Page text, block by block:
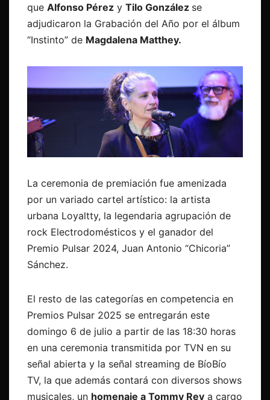
que Alfonso Pérez y Tilo González se
adjudicaron la Grabación del Año por el álbum
“Instinto” de Magdalena Matthey.
La ceremonia de premiación fue amenizada
por un variado cartel artístico: la artista
urbana Loyaltty, la legendaria agrupación de
rock Electrodomésticos y el ganador del
Premio Pulsar 2024, Juan Antonio “Chicoria”
Sánchez.
El resto de las categorías en competencia en
Premios Pulsar 2025 se entregarán este
domingo 6 de julio a partir de las 18:30 horas
en una ceremonia transmitida por TVN en su
señal abierta y la señal streaming de BíoBío
TV, la que además contará con diversos shows
musicales, un homenaje a Tommy Rey a cargo